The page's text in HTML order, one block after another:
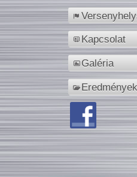
Kapcsolat
Galéria
Eredmények